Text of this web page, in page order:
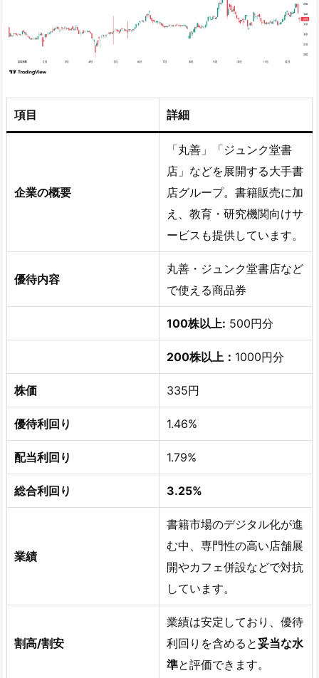
項目 詳細
企業の概要
「丸善」「ジュンク堂書
店」などを展開する大手書
店グループ。書籍販売に加
え、教育・研究機関向けサ
ービスも提供しています。
優待内容
丸善・ジュンク堂書店など
で使える商品券
100株以上: 500円分
200株以上： 1000円分
株価 335円
優待利回り 1.46%
配当利回り 1.79%
総合利回り 3.25%
業績
書籍市場のデジタル化が進
む中、専門性の高い店舗展
開やカフェ併設などで対抗
しています。
割高/割安
業績は安定しており、優待
利回りを含めると妥当な水
準と評価できます。